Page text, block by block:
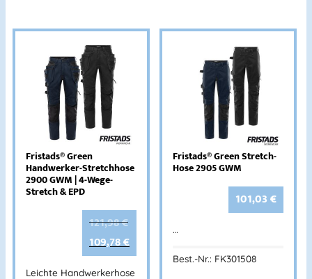
Fristads® Green
Handwerker-Stretchhose
2900 GWM | 4-Wege-
Stretch & EPD
121,98€
109,78€
Leichte Handwerkerhose
Fristads® Green Stretch-
Hose 2905 GWM
101,03€
…
Best.-Nr.: FK301508